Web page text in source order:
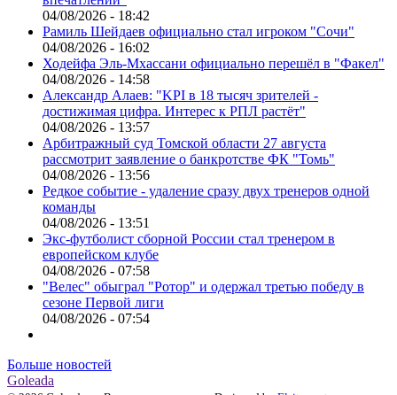
04/08/2026 - 18:42
Рамиль Шейдаев официально стал игроком "Сочи"
04/08/2026 - 16:02
Ходейфа Эль-Мхассани официально перешёл в "Факел"
04/08/2026 - 14:58
Александр Алаев: "KPI в 18 тысяч зрителей -
достижимая цифра. Интерес к РПЛ растёт"
04/08/2026 - 13:57
Арбитражный суд Томской области 27 августа
рассмотрит заявление о банкротстве ФК "Томь"
04/08/2026 - 13:56
Редкое событие - удаление сразу двух тренеров одной
команды
04/08/2026 - 13:51
Экс-футболист сборной России стал тренером в
европейском клубе
04/08/2026 - 07:58
"Велес" обыграл "Ротор" и одержал третью победу в
сезоне Первой лиги
04/08/2026 - 07:54
Больше новостей
Goleada